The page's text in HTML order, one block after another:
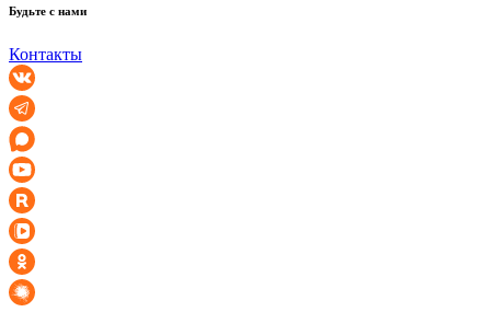
Будьте с нами
Контакты